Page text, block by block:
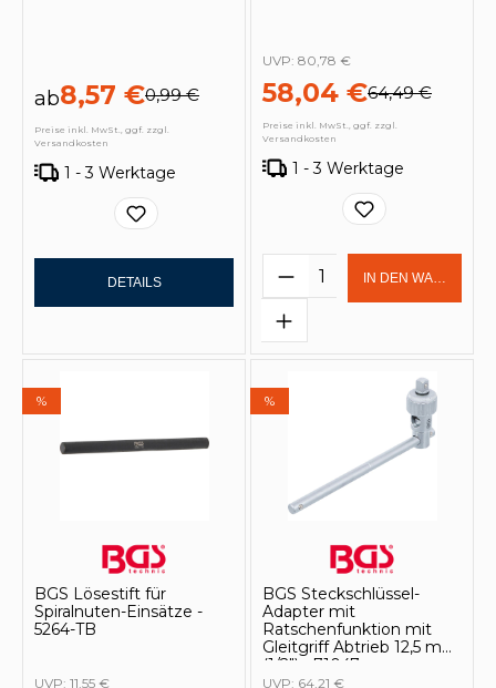
ab8,57 €0,99 €
Preise inkl. MwSt., ggf. zzgl.
Versandkosten
1 - 3 Werktage
DETAILS
58,04 €64,49 €
UVP: 80,78 €
Preise inkl. MwSt., ggf. zzgl.
Versandkosten
1 - 3 Werktage
Produkt Anzahl:
IN DEN
%
BGS Lösestift für
Spiralnuten-Einsätze -
5264-TB
UVP: 11,55 €
%
BGS Steckschlüssel-
Adapter mit
Ratschenfunktion mit
Gleitgriff Abtrieb 12,5 mm
(1/2") - 71047
UVP: 64,21 €